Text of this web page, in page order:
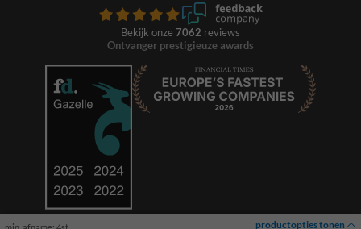
min. afname: 4st productopties tonen
Bekijk onze 7062 reviews
Ontvanger prestigieuze awards